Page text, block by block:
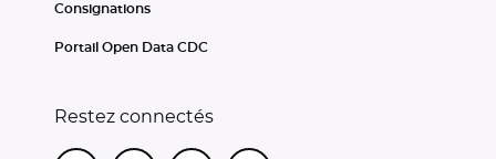
Consignations
Portail Open Data CDC
Restez connectés